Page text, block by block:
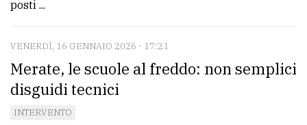
posti ...
VENERDÌ, 16 GENNAIO 2026 - 17:21
Merate, le scuole al freddo: non semplici
disguidi tecnici
INTERVENTO